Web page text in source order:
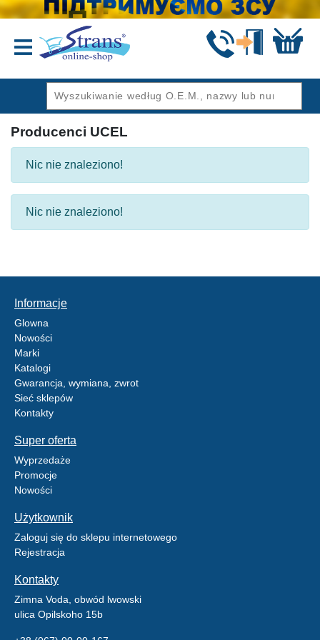
Producenci UCEL
Nic nie znaleziono!
Nic nie znaleziono!
Informacje
Glowna
Nowości
Marki
Katalogi
Gwarancja, wymiana, zwrot
Sieć sklepów
Kontakty
Super oferta
Wyprzedaże
Promocje
Nowości
Użytkownik
Zaloguj się do sklepu internetowego
Rejestracja
Kontakty
Zimna Voda, obwód lwowski
ulica Opilskoho 15b